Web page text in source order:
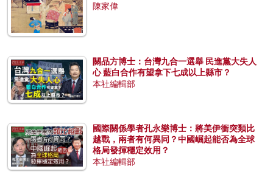
陳家偉
關品方博士：台灣九合一選舉 民進黨大失人
心 藍白合作有望拿下七成以上縣市？
本社編輯部
國際關係學者孔永樂博士：將美伊衝突類比
越戰，兩者有何異同？中國崛起能否為全球
格局發揮穩定效用？
本社編輯部